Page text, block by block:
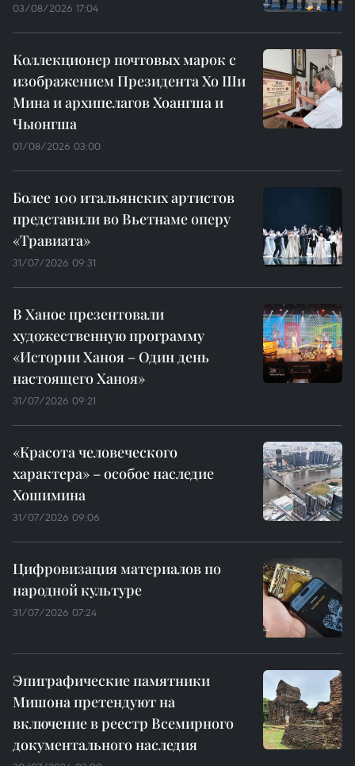
03/08/2026 17:04
Коллекционер почтовых марок с
изображением Президента Хо Ши
Мина и архипелагов Хоангша и
Чыонгша
01/08/2026 03:00
Более 100 итальянских артистов
представили во Вьетнаме оперу
«Травиата»
31/07/2026 09:31
В Ханое презентовали
художественную программу
«Истории Ханоя – Один день
настоящего Ханоя»
31/07/2026 09:21
«Красота человеческого
характера» – особое наследие
Хошимина
31/07/2026 09:06
Цифровизация материалов по
народной культуре
31/07/2026 07:24
Эпиграфические памятники
Мишона претендуют на
включение в реестр Всемирного
документального наследия